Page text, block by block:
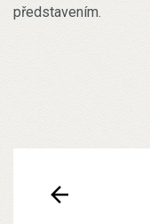
představením.